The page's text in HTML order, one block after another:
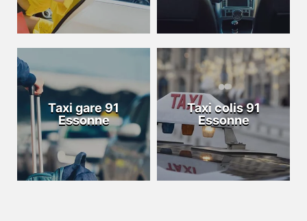
Taxi gare 91
Essonne
Taxi colis 91
Essonne